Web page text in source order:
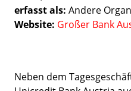
erfasst als Andere
Website Großer Bank
Neben dem